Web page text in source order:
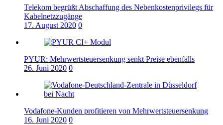
Telekom begrüßt Abschaffung des Nebenkostenprivilegs für
Kabelnetzzugänge
17. August 2020 0
PYUR: Mehrwertsteuersenkung senkt Preise ebenfalls
26. Juni 2020 0
Vodafone-Kunden profitieren von Mehrwertsteuersenkung
16. Juni 2020 0